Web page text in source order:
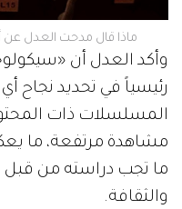
ماذا قال مدحت العدل عن
وأكد العدل أن
رئيسياً في تحديد
المسلسلات ذات
مشاهدة مرتفعة، ما
ما تجب دراسته من
والثقافة.